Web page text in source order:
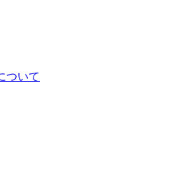
ついて